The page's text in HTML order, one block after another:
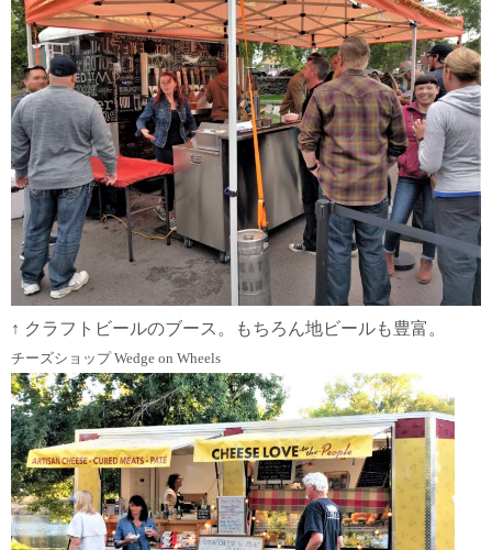
↑ クラフトビールのブース。もちろん地ビールも豊富。
チーズショップ Wedge on Wheels